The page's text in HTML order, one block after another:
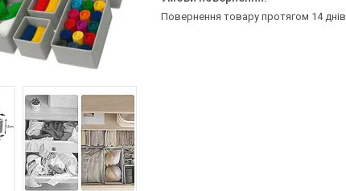
повернення товару протягом 14 днів